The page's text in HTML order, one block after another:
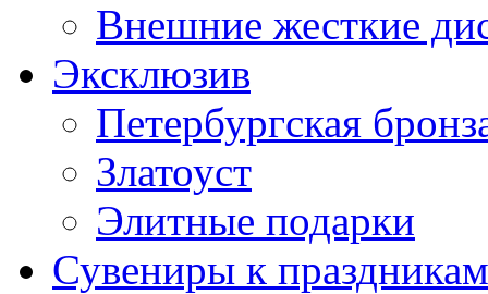
Внешние жесткие
Эксклюзив
Петербургская
Златоуст
Элитные подарки
Сувениры к праздникам